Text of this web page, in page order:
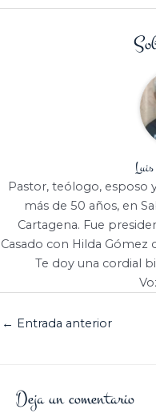
Pastor, teólogo, esposo
más de 50 años, en
Cartagena. Fue
Casado con Hilda Gómez
Te doy una cordial
← Entrada anterior
Deja un comentario